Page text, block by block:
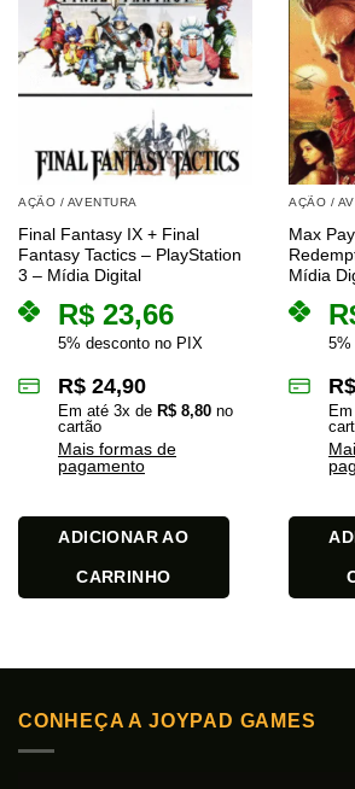
AÇÃO / AVENTURA
Final Fantasy IX + Final
Fantasy Tactics – PlayStation
3 – Mídia Digital
R$ 23,66
5% desconto no PIX
R$ 24,90
Em até 3x de R$ 8,80 no
cartão
Mais formas de
pagamento
ADICIONAR AO
CARRINHO
AÇÃO /
Max
Mídia
5%
R$
CONHEÇA A JOYPAD GAMES